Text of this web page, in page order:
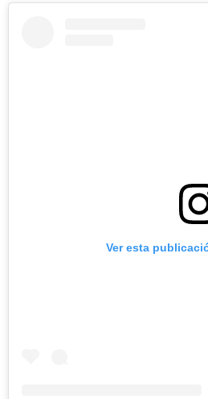
Ver esta